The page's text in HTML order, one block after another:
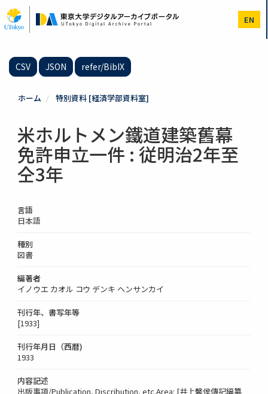
イ
ン
EN
CSV JSON refer/BibIX
ホーム 特別資料 [経済学部資料室]
米ホルトメン鐵道建築舊幕
免許申立一件 : 従明治2年至
仝3年
言語
日本語
種別
図書
編著者
イノウエ カオル コウ デンキ ヘンサンカイ
刊行年、書写年等
[1933]
刊行年月日（西暦)
1933
内容記述
出版事項/Publication, Discribution, etc.Area: [井上馨侯傳記編纂